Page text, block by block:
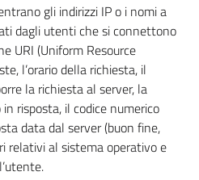
gli indirizzi IP o i nomi a
dagli utenti che si connettono
URI (Uniform Resource
l’orario della richiesta, il
la richiesta al server, la
risposta, il codice numerico
data dal server (buon fine,
relativi al sistema operativo e